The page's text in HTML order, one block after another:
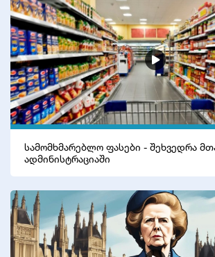
კრიმინალი
კონფლიქტი
განათლება
AI-ს დრო
სამომხმარებლო ფასები - შეხვედრა
ადმინისტრაციაში